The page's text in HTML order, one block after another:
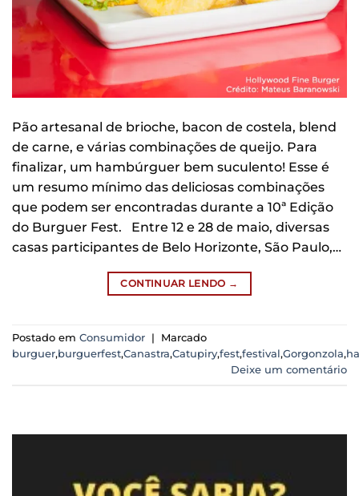
Pão artesanal de brioche, bacon de costela, blend
de carne, e várias combinações de queijo. Para
finalizar, um hambúrguer bem suculento! Esse é
um resumo mínimo das deliciosas combinações
que podem ser encontradas durante a 10ª Edição
do Burguer Fest. Entre 12 e 28 de maio, diversas
casas participantes de Belo Horizonte, São Paulo,…
CONTINUAR LENDO →
Postado em Consumidor |
Marcado
burguer,burguerfest,Canastra,Catupiry,fest,festival,Gorgonzola,
Deixe um comentário